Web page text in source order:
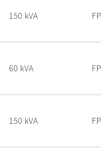
150 kVA
60 kVA
150 kVA